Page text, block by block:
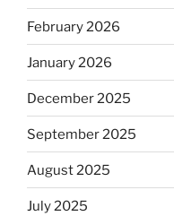
February 2026
January 2026
December 2025
September 2025
August 2025
July 2025